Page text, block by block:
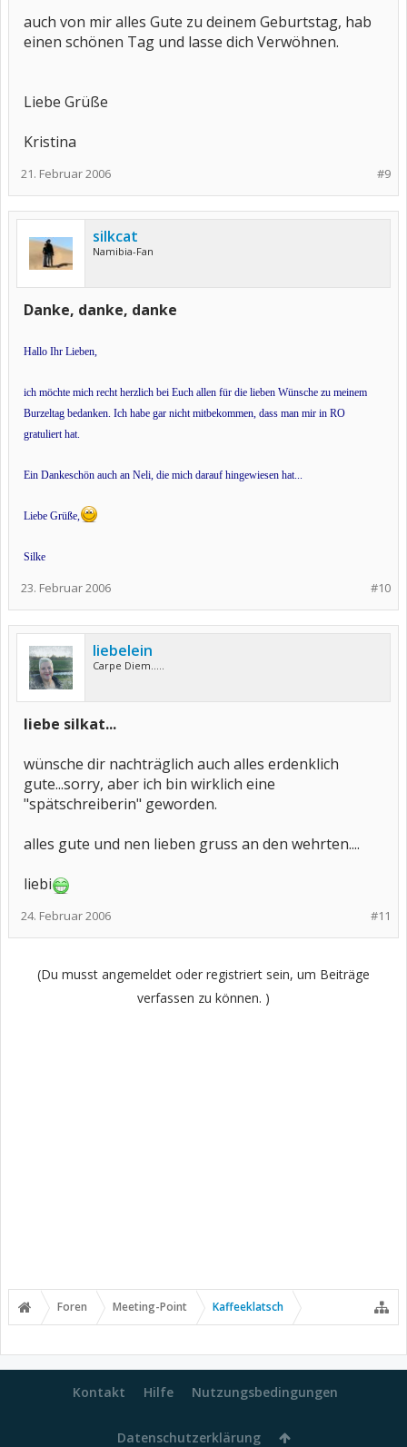
auch von mir alles Gute zu deinem Geburtstag, hab
einen schönen Tag und lasse dich Verwöhnen.
Liebe Grüße
Kristina
#9
21. Februar 2006
silkcat
Namibia-Fan
Danke, danke, danke
Hallo Ihr Lieben,
ich möchte mich recht herzlich bei Euch allen für die lieben Wünsche zu meinem
Burzeltag bedanken. Ich habe gar nicht mitbekommen, dass man mir in RO
gratuliert hat.
Ein Dankeschön auch an Neli, die mich darauf hingewiesen hat...
Liebe Grüße,
Silke
#10
23. Februar 2006
liebelein
Carpe Diem.....
liebe silkat...
wünsche dir nachträglich auch alles erdenklich
gute...sorry, aber ich bin wirklich eine
"spätschreiberin" geworden.
alles gute und nen lieben gruss an den wehrten....
liebi
#11
24. Februar 2006
(Du musst angemeldet oder registriert sein, um Beiträge
verfassen zu können. )
Foren Meeting-Point Kaffeeklatsch
Kontakt Hilfe Nutzungsbedingungen
Datenschutzerklärung